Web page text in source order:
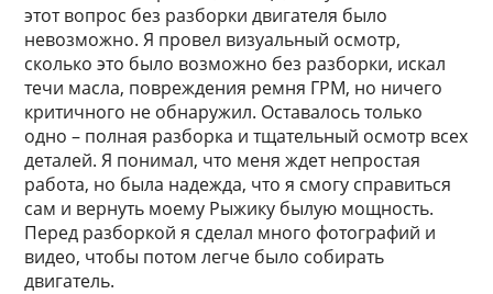
этот вопрос без разборки двигателя было
невозможно. Я провел визуальный осмотр,
сколько это было возможно без разборки, искал
течи масла, повреждения ремня ГРМ, но ничего
критичного не обнаружил. Оставалось только
одно – полная разборка и тщательный осмотр всех
деталей. Я понимал, что меня ждет непростая
работа, но была надежда, что я смогу справиться
сам и вернуть моему Рыжику былую мощность.
Перед разборкой я сделал много фотографий и
видео, чтобы потом легче было собирать
двигатель.